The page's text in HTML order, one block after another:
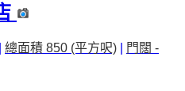
總面積 850 (平方呎)
門闊 -